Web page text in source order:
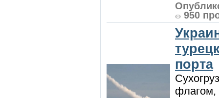
950
порта
флагом,